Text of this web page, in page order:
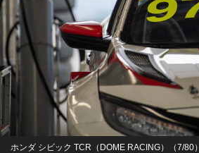
ホンダ シビック TCR（DOME RACING）（7/80）